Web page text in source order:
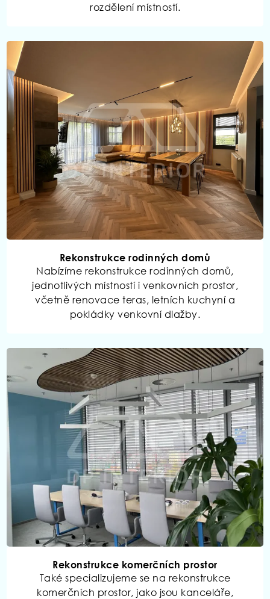
rozdělení místností.
Rekonstrukce rodinných domů
Nabízíme rekonstrukce rodinných domů,
jednotlivých místností i venkovních prostor,
včetně renovace teras, letních kuchyní a
pokládky venkovní dlažby.
Rekonstrukce komerčních prostor
Také specializujeme se na rekonstrukce
komerčních prostor, jako jsou kanceláře,